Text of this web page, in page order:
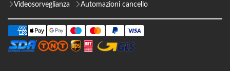
Videosorveglianza
Automazioni cancello